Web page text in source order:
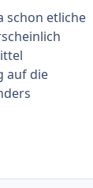
schon etliche
auf die